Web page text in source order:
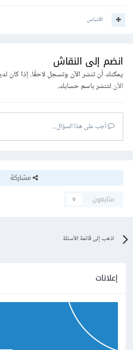
اقتباس
انضم إلى النقاش
يمكنك أن تنشر الآن وتسجل لاحقًا. إذا كان
الآنلتنشر باسم حسابك.
أجب على هذا السؤال...
مشاركة
متابعون
0
اذهب إلى قائمة الأسئلة
إعلانات